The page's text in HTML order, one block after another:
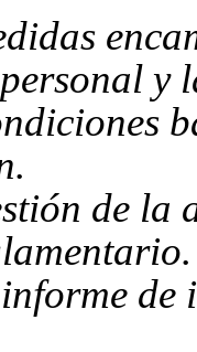
y
de la
de